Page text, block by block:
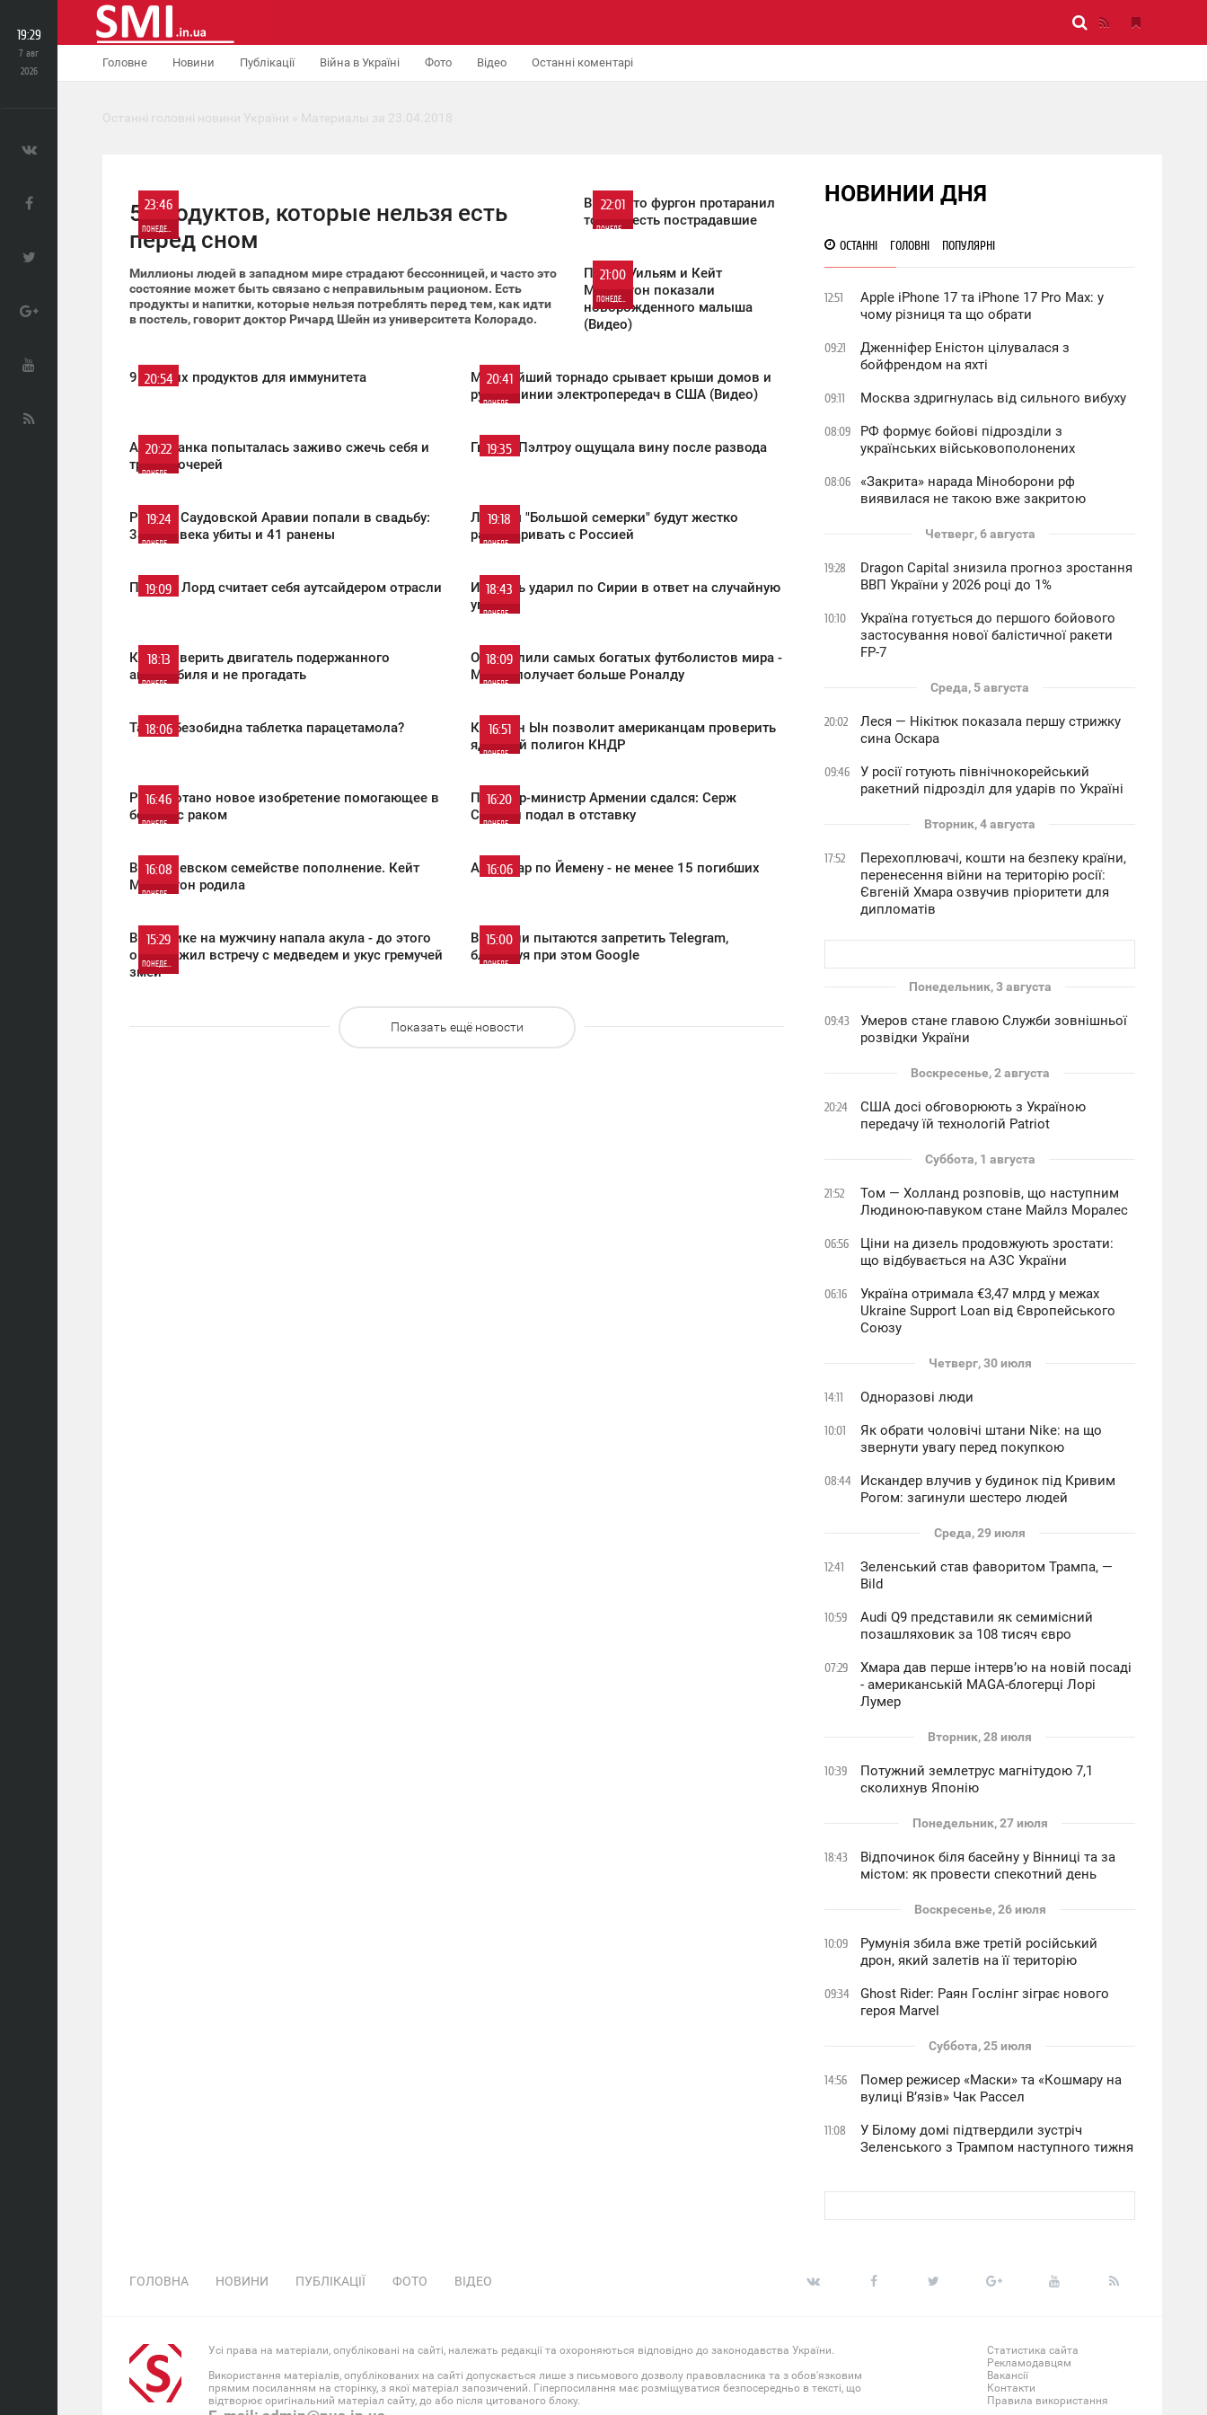
Головне Новини Публікації Війна в Україні Фото Відео Останні коментарі
19:29
7 авг
2026
Останні головні новини України » Материалы за 23.04.2018
23:46
ПОНЕДЕЛЬНИК
723
5 продуктов, которые нельзя есть
перед сном
Миллионы людей в западном мире страдают бессонницей, и часто это
состояние может быть связано с неправильным рационом. Есть
продукты и напитки, которые нельзя потреблять перед тем, как идти
в постель, говорит доктор Ричард Шейн из университета Колорадо.
22:01
ПОНЕДЕЛЬНИК
В Торонто фургон протаранил
толпу - есть пострадавшие
21:00
ПОНЕДЕЛЬНИК
Принц Уильям и Кейт
Миддлтон показали
новорожденного малыша
(Видео)
20:54
9 лучших продуктов для иммунитета 20:41
ПОНЕДЕЛЬНИК
Мощнейший торнадо срывает крыши домов и
рушит линии электропередач в США (Видео)
20:22
ПОНЕДЕЛЬНИК
Американка попыталась заживо сжечь себя и
троих дочерей
19:35
Гвинет Пэлтроу ощущала вину после развода
19:24
ПОНЕДЕЛЬНИК
Ракеты Саудовской Аравии попали в свадьбу:
33 человека убиты и 41 ранены
19:18
ПОНЕДЕЛЬНИК
Лидеры "Большой семерки" будут жестко
разговаривать с Россией
19:09
Певица Лорд считает себя аутсайдером отрасли 18:43
ПОНЕДЕЛЬНИК
Израиль ударил по Сирии в ответ на случайную
угрозу
18:13
ПОНЕДЕЛЬНИК
Как проверить двигатель подержанного
автомобиля и не прогадать
18:09
ПОНЕДЕЛЬНИК
Определили самых богатых футболистов мира -
Месси получает больше Роналду
18:06
Так ли безобидна таблетка парацетамола? 16:51
ПОНЕДЕЛЬНИК
Ким Чен Ын позволит американцам проверить
ядерный полигон КНДР
16:46
ПОНЕДЕЛЬНИК
Разработано новое изобретение помогающее в
борьбе с раком
16:20
ПОНЕДЕЛЬНИК
Премьер-министр Армении сдался: Серж
Саргсян подал в отставку
16:08
ПОНЕДЕЛЬНИК
969
В королевском семействе пополнение. Кейт
Миддлтон родила
16:06
Авиаудар по Йемену - не менее 15 погибших
15:29
ПОНЕДЕЛЬНИК
В Америке на мужчину напала акула - до этого
он пережил встречу с медведем и укус гремучей
змеи
15:00
ПОНЕДЕЛЬНИК
938
В России пытаются запретить Telegram,
блокируя при этом Google
Показать ещё новости
НОВИНИИ ДНЯ
ОСТАННІ ГОЛОВНІ ПОПУЛЯРНІ
12:51
Apple iPhone 17 та iPhone 17 Pro Max: у
чому різниця та що обрати
09:21
Дженніфер Еністон цілувалася з
бойфрендом на яхті
09:11 Москва здригнулась від сильного вибуху
08:09
РФ формує бойові підрозділи з
українських військовополонених
08:06
«Закрита» нарада Міноборони рф
виявилася не такою вже закритою
Четверг, 6 августа
19:28
Dragon Capital знизила прогноз зростання
ВВП України у 2026 році до 1%
10:10
Україна готується до першого бойового
застосування нової балістичної ракети
FP-7
Среда, 5 августа
20:02
Леся — Нікітюк показала першу стрижку
сина Оскара
09:46
У росії готують північнокорейський
ракетний підрозділ для ударів по Україні
Вторник, 4 августа
17:52
Перехоплювачі, кошти на безпеку країни,
перенесення війни на територію росії:
Євгеній Хмара озвучив пріоритети для
дипломатів
Понедельник, 3 августа
09:43
Умеров стане главою Служби зовнішньої
розвідки України
Воскресенье, 2 августа
20:24
США досі обговорюють з Україною
передачу їй технологій Patriot
Суббота, 1 августа
21:52
Том — Холланд розповів, що наступним
Людиною-павуком стане Майлз Моралес
06:56
Ціни на дизель продовжують зростати:
що відбувається на АЗС України
06:16
Україна отримала €3,47 млрд у межах
Ukraine Support Loan від Європейського
Союзу
Четверг, 30 июля
14:11 Одноразові люди
10:01
Як обрати чоловічі штани Nike: на що
звернути увагу перед покупкою
08:44
Искандер влучив у будинок під Кривим
Рогом: загинули шестеро людей
Среда, 29 июля
12:41
Зеленський став фаворитом Трампа, —
Bild
10:59
Audi Q9 представили як семимісний
позашляховик за 108 тисяч євро
07:29
Хмара дав перше інтервʼю на новій посаді
- американській MAGA-блогерці Лорі
Лумер
Вторник, 28 июля
10:39
Потужний землетрус магнітудою 7,1
сколихнув Японію
Понедельник, 27 июля
18:43
Відпочинок біля басейну у Вінниці та за
містом: як провести спекотний день
Воскресенье, 26 июля
10:09
Румунія збила вже третій російський
дрон, який залетів на її територію
09:34
Ghost Rider: Раян Гослінг зіграє нового
героя Marvel
Суббота, 25 июля
14:56
Помер режисер «Маски» та «Кошмару на
вулиці В’язів» Чак Рассел
11:08
У Білому домі підтвердили зустріч
Зеленського з Трампом наступного тижня
ГОЛОВНА НОВИНИ ПУБЛІКАЦІЇ ФОТО ВІДЕО
Статистика сайта
Рекламодавцям
Вакансії
Контакти
Правила використання
Усі права на матеріали, опубліковані на сайті, належать редакції та охороняються відповідно до законодавства України.
Використання матеріалів, опублікованих на сайті допускається лише з письмового дозволу правовласника та з обов'язковим
прямим посиланням на сторінку, з якої матеріал запозичений. Гіперпосилання має розміщуватися безпосередньо в тексті, що
відтворює оригінальний матеріал сайту, до або після цитованого блоку.